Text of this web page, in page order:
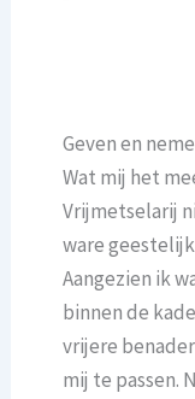
Geven en
Wat mij het
Vrijmetselarij
ware
Aangezien ik
binnen de
vrijere
mij te passen.